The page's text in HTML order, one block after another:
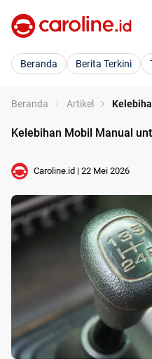
Beranda Berita Terkini
Beranda Artikel
Kelebihan Mobil Manual
Caroline.id | 22 Mei 2026